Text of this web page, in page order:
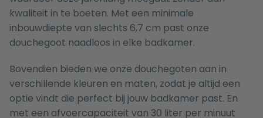
kwaliteit in te boeten. Met een minimale
inbouwdiepte van slechts 6,7 cm past onze
douchegoot naadloos in elke badkamer.
Bovendien bieden we onze douchegoten aan in
verschillende kleuren en maten, zodat je altijd een
optie vindt die perfect bij jouw badkamer past. En
met een afvoercapaciteit van 30 liter per minuut